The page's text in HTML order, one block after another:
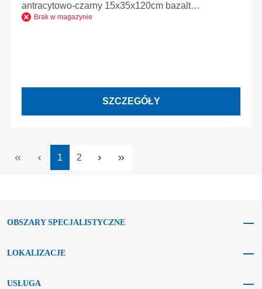
antracytowo-czarny 15x35x120cm bazalt
satynowany Wietnam
Brak w magazynie
SZCZEGÓŁY
Strona
1 Strona
2
OBSZARY SPECJALISTYCZNE
LOKALIZACJE
USŁUGA